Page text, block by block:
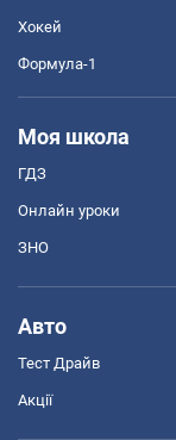
Хокей
Формула-1
Моя школа
ГДЗ
Онлайн уроки
ЗНО
Авто
Тест Драйв
Акції